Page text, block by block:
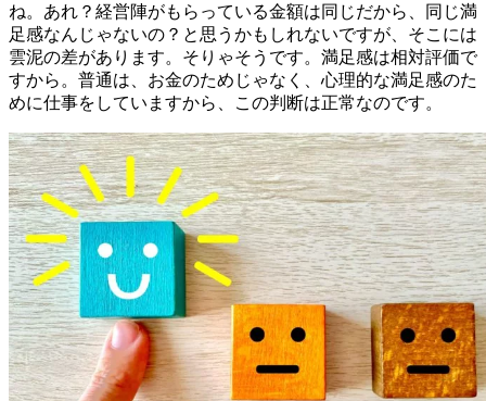
ね。あれ？経営陣がもらっている金額は同じだから、同じ満
足感なんじゃないの？と思うかもしれないですが、そこには
雲泥の差があります。そりゃそうです。満足感は相対評価で
すから。普通は、お金のためじゃなく、心理的な満足感のた
めに仕事をしていますから、この判断は正常なのです。